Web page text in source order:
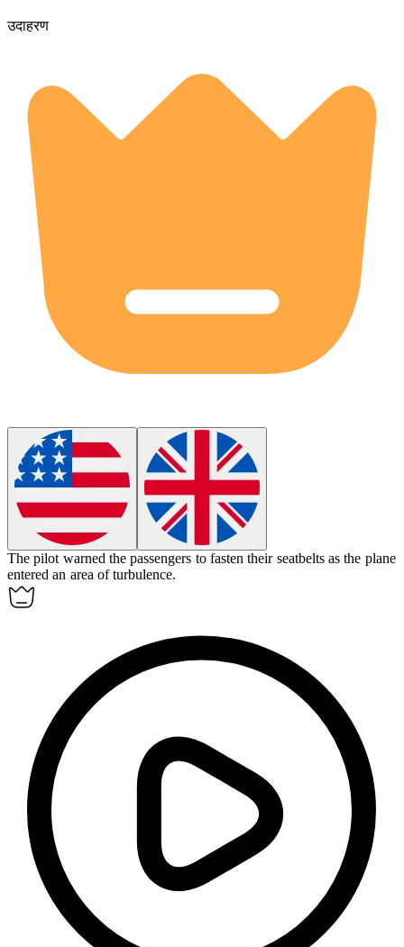
उदाहरण
The pilot warned the passengers to fasten their seatbelts as the plane
entered an area ofturbulence.